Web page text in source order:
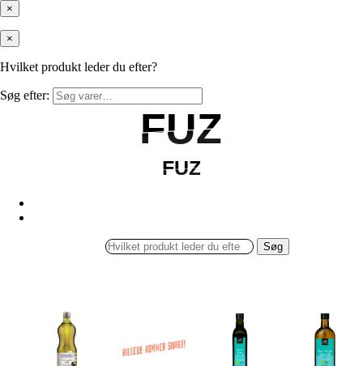
×
×
Hvilket produkt leder du efter?
Søg efter:
FUZ
FUZ
FUZ
FUZ
Søg